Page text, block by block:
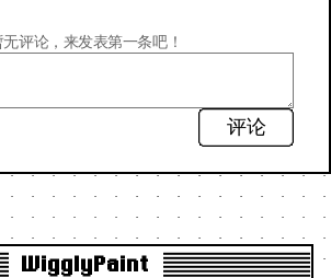
无评论，来发表第一条吧！
评论
WigglyPaint